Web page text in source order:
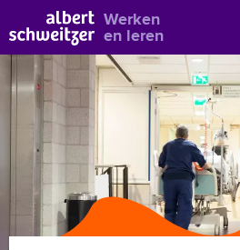
Werken
en leren
Vacatures
Vakgebieden
Opleidingen & Stages
Flexibel werken
Hoe wij het doen
Vrijwilligerswerk
Bekijk alle vacatures